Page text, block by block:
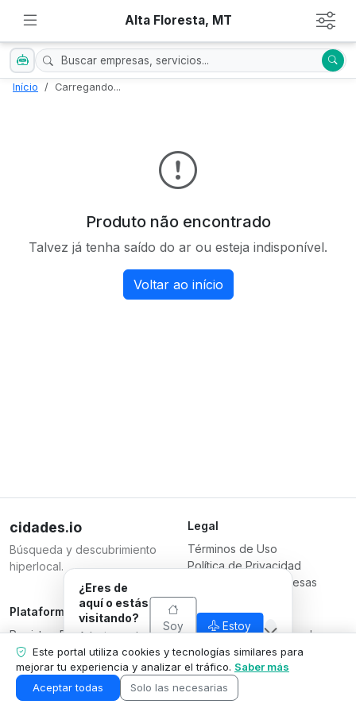
Alta Floresta, MT
Início Carregando...
Produto não encontrado
Talvez já tenha saído do ar ou esteja indisponível.
Voltar ao início
cidades.io
Búsqueda y descubrimiento
hiperlocal.
Legal
Términos de Uso
Política de Privacidad
Términos para Empresas
Plataforma
Registrar Empresa
Planes
Contáctanos
Área de la Empresa
Responsable
Serverplace Serviços de
Internet
CNPJ 04.114.466/0001-79
© 2026
Este portal utiliza cookies y tecnologías similares para
mejorar tu experiencia y analizar el tráfico. Saber más
Aceptar todas
Solo las necesarias
¿Eres de
aquí o estás
visitando?
Adaptamos lo
que
mostramos a
tu situación.
Soy
aquí
Estoy